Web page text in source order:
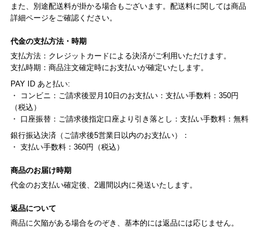
また、別途配送料が掛かる場合もございます。配送料に関しては商品
詳細ページをご確認ください。
代金の支払方法・時期
支払方法：クレジットカードによる決済がご利用いただけます。
支払時期：商品注文確定時にお支払いが確定いたします。
PAY ID あと払い:
・ コンビニ：ご請求後翌月10日のお支払い：支払い手数料：350円
（税込）
・ 口座振替：ご請求後指定口座より引き落とし：支払い手数料：無料
銀行振込決済（ご請求後5営業日以内のお支払い）：
・ 支払い手数料：360円（税込）
商品のお届け時期
代金のお支払い確定後、2週間以内に発送いたします。
返品について
商品に欠陥がある場合をのぞき、基本的には返品には応じません。